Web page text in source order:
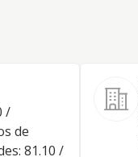
/
de
81.10 /